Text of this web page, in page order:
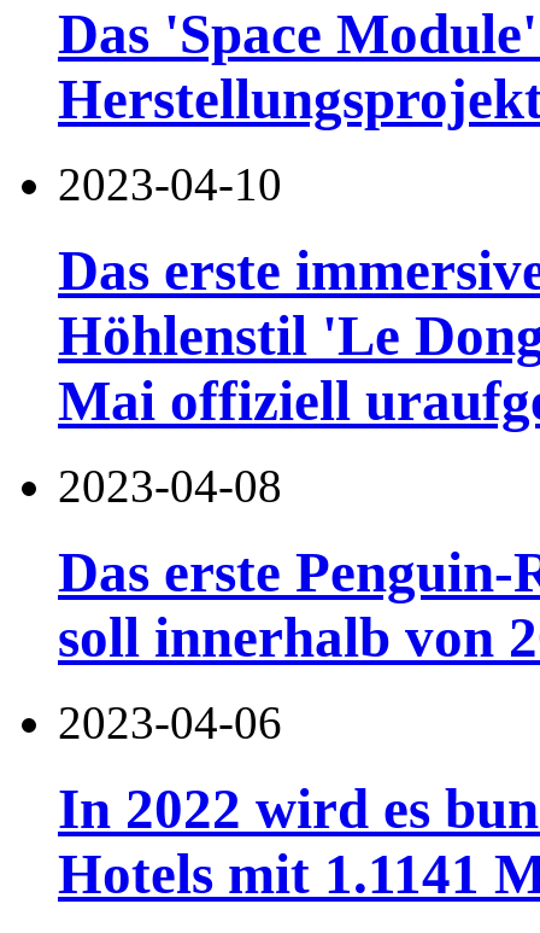
Das 'Space
2023-04-10
Das erste
Höhlenstil 'Le
Mai offiziell
2023-04-08
Das erste
soll innerhalb von
2023-04-06
In 2022 wird es
Hotels mit 1.1141